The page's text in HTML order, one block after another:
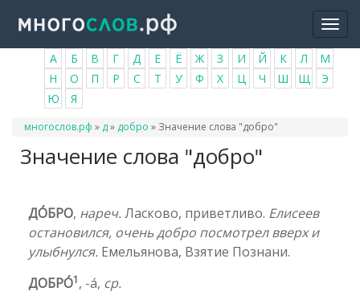
основному
содержанию
А Б В Г Д Е Ё Ж З И Й К Л
М
Н
О П Р С Т У Ф Х Ц Ч Ш Щ
Э
Ю
Я
Вы
многослов.рф » д» добро » Значение слова "добро"
Значение слова "добро"
ДО́БРО, нареч. Ласково, приветливо. Елисеев
остановился, очень добро посмотрел вверх и
улыбнулся. Емельянова, Взятие Познани.
ДОБРО́1, -а́, ср.